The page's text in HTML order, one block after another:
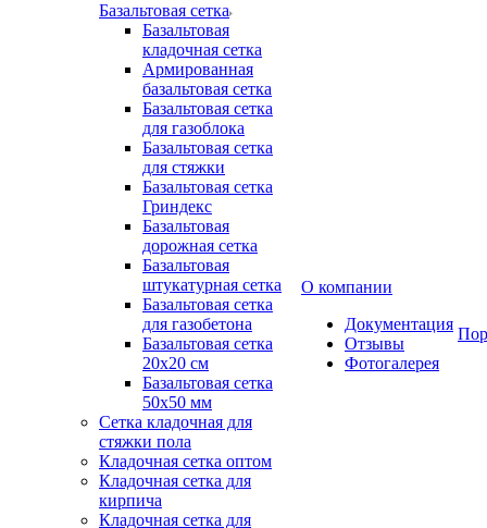
Базальтовая сетка
Базальтовая
кладочная сетка
Армированная
базальтовая сетка
Базальтовая сетка
для газоблока
Базальтовая сетка
для стяжки
Базальтовая сетка
Гриндекс
Базальтовая
дорожная сетка
Базальтовая
штукатурная сетка
Базальтовая сетка
для газобетона
Базальтовая сетка
20x20 см
Базальтовая сетка
50x50 мм
Сетка кладочная для
стяжки пола
Кладочная сетка оптом
Кладочная сетка для
кирпича
Кладочная сетка для
О компании
Документация
Отзывы
Фотогалерея